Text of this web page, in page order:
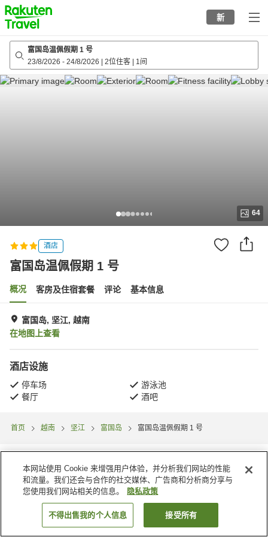
to
top
page
新
富国岛温佩假期 1 号
23/8/2026 - 24/8/2026 2位住客 1间
64
酒店
富国岛温佩假期 1 号
概况 客房及住宿套餐 评论 基本信息
富国岛, 坚江, 越南
在地图上查看
酒店设施
停车场
游泳池
餐厅
酒吧
首页 越南 坚江 富国岛 富国岛温佩假期 1 号
搜索客房
本网站使用 Cookie 来增强用户体验，并分析我们网站的性能
和流量。我们还会与合作的社交媒体、广告商和分析商分享与
您使用我们网站相关的信息。
隐私政策
不得出售我的个人信息 接受所有